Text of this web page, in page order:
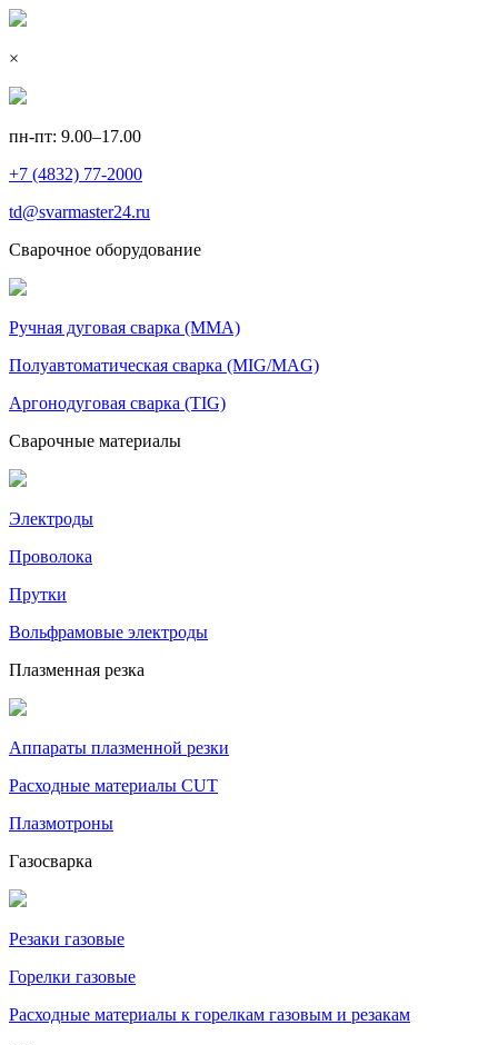
×
пн-пт: 9.00–17.00
+7 (4832) 77-2000
td@svarmaster24.ru
Сварочное оборудование
Ручная дуговая сварка (MMA)
Полуавтоматическая сварка (MIG/MAG)
Аргонодуговая сварка (TIG)
Сварочные материалы
Электроды
Проволока
Прутки
Вольфрамовые электроды
Плазменная резка
Аппараты плазменной резки
Расходные материалы CUT
Плазмотроны
Газосварка
Резаки газовые
Горелки газовые
Расходные материалы к горелкам газовым и резакам